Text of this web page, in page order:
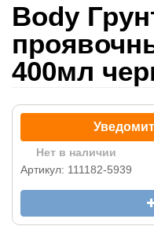
Body
400мл
Нет в наличии
Артикул: 111182-5939